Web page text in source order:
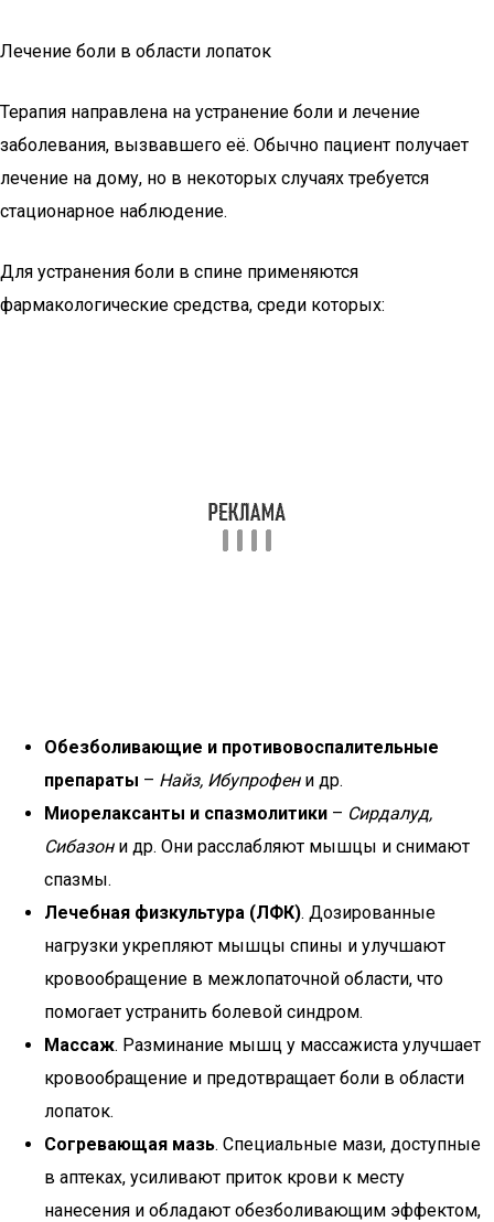
Лечение боли в области лопаток
Терапия направлена на устранение боли и лечение
заболевания, вызвавшего её. Обычно пациент получает
лечение на дому, но в некоторых случаях требуется
стационарное наблюдение.
Для устранения боли в спине применяются
фармакологические средства, среди которых:
Обезболивающие и противовоспалительные
препараты – Найз, Ибупрофени др.
Миорелаксанты и спазмолитики – Сирдалуд,
Сибазони др. Они расслабляют мышцы и снимают
спазмы.
Лечебная физкультура (ЛФК). Дозированные
нагрузки укрепляют мышцы спины и улучшают
кровообращение в межлопаточной области, что
помогает устранить болевой синдром.
Массаж. Разминание мышц у массажиста улучшает
кровообращение и предотвращает боли в области
лопаток.
Согревающая мазь. Специальные мази, доступные
в аптеках, усиливают приток крови к месту
нанесения и обладают обезболивающим эффектом,